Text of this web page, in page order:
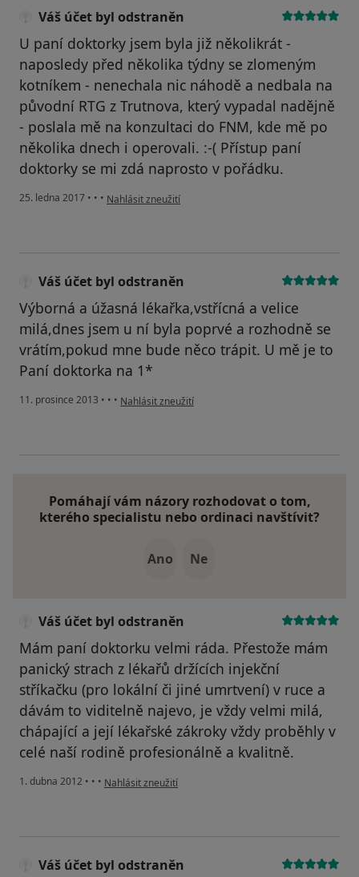
Váš účet byl odstraněn
U paní doktorky jsem byla již několikrát -
naposledy před několika týdny se zlomeným
kotníkem - nenechala nic náhodě a nedbala na
původní RTG z Trutnova, který vypadal nadějně
- poslala mě na konzultaci do FNM, kde mě po
několika dnech i operovali. :-( Přístup paní
doktorky se mi zdá naprosto v pořádku.
25. ledna 2017 • • • podle názoru uživatele Váš účet byl odstraněn
Nahlásit zneužití
Váš účet byl odstraněn
Výborná a úžasná lékařka,vstřícná a velice
milá,dnes jsem u ní byla poprvé a rozhodně se
vrátím,pokud mne bude něco trápit. U mě je to
Paní doktorka na 1*
11. prosince 2013 • • • podle názoru uživatele Váš účet byl odstraněn
Nahlásit zneužití
Pomáhají vám názory rozhodovat o tom,
kterého specialistu nebo ordinaci navštívit?
Ano Ne
Váš účet byl odstraněn
Mám paní doktorku velmi ráda. Přestože mám
panický strach z lékařů držících injekční
stříkačku (pro lokální či jiné umrtvení) v ruce a
dávám to viditelně najevo, je vždy velmi milá,
chápající a její lékařské zákroky vždy proběhly v
celé naší rodině profesionálně a kvalitně.
1. dubna 2012 • • • podle názoru uživatele Váš účet byl odstraněn
Nahlásit zneužití
Váš účet byl odstraněn